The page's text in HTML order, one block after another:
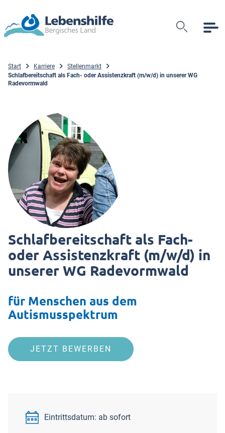
Suche
Start Karriere
Stellenmarkt
Schlafbereitschaft als Fach- oder Assistenzkraft (m/w/d) in unserer WG
Radevormwald
Schlafbereitschaft als Fach-
oder Assistenzkraft (m/w/d) in
unserer WG Radevormwald
für Menschen aus dem
Autismusspektrum
JETZT BEWERBEN
Eintrittsdatum: ab sofort